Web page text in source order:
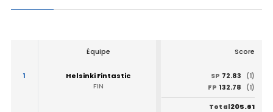
Équipe Score
1
Helsinki Fintastic
FIN
SP 72.83
(1)
FP 132.78 (1)
Total205.61